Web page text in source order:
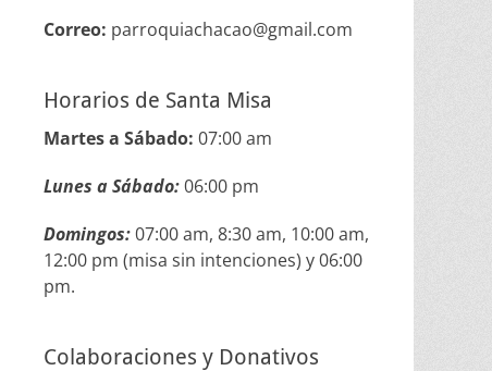
Correo: parroquiachacao@gmail.com
Horarios de Santa Misa
Martes a Sábado: 07:00 am
Lunes a Sábado:06:00 pm
Domingos:07:00 am, 8:30 am, 10:00 am,
12:00 pm (misa sin intenciones) y 06:00
pm.
Colaboraciones y Donativos